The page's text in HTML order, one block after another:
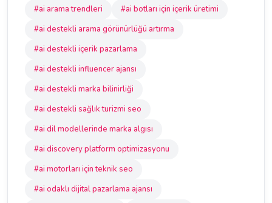
#ai arama trendleri
#ai botları için içerik üretimi
#ai destekli arama görünürlüğü artırma
#ai destekli içerik pazarlama
#ai destekli influencer ajansı
#ai destekli marka bilinirliği
#ai destekli sağlık turizmi seo
#ai dil modellerinde marka algısı
#ai discovery platform optimizasyonu
#ai motorları için teknik seo
#ai odaklı dijital pazarlama ajansı